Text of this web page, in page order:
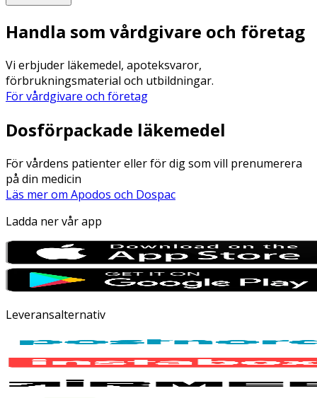
Handla som vårdgivare och företag
Vi erbjuder läkemedel, apoteksvaror,
förbrukningsmaterial och utbildningar.
För vårdgivare och företag
Dosförpackade läkemedel
För vårdens patienter eller för dig som vill prenumerera
på din medicin
Läs mer om Apodos och Dospac
Ladda ner vår app
Leveransalternativ